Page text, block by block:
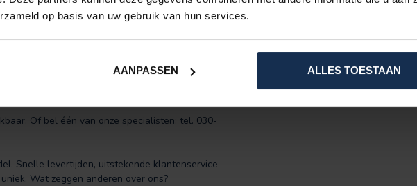
op basis van uw gebruik van hun services.
AANPASSEN ALLES TOESTAAN
all.
Heeft u maat Medium? Dan passen beide
langer is.
Of bel één van onze specialisten: tel. 030-
Snelle levertijden, uitstekende klantenservice
Wat zeggen anderen over ons?